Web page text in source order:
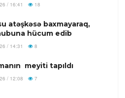
/ 16:41 18
atəşkəsə baxmayaraq,
hücum edib
/ 14:31 8
meyiti tapıldı
/ 12:08 7